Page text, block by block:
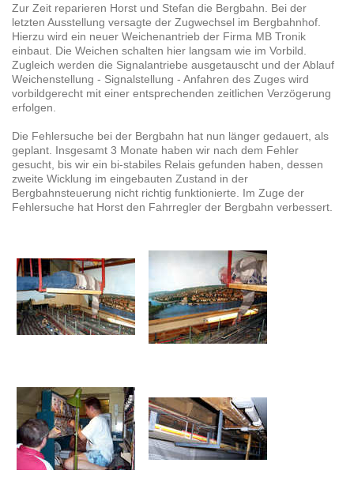
Zur Zeit reparieren Horst und Stefan die Bergbahn. Bei der
letzten Ausstellung versagte der Zugwechsel im Bergbahnhof.
Hierzu wird ein neuer Weichenantrieb der Firma MB Tronik
einbaut. Die Weichen schalten hier langsam wie im Vorbild.
Zugleich werden die Signalantriebe ausgetauscht und der Ablauf
Weichenstellung - Signalstellung - Anfahren des Zuges wird
vorbildgerecht mit einer entsprechenden zeitlichen Verzögerung
erfolgen.
Die Fehlersuche bei der Bergbahn hat nun länger gedauert, als
geplant. Insgesamt 3 Monate haben wir nach dem Fehler
gesucht, bis wir ein bi-stabiles Relais gefunden haben, dessen
zweite Wicklung im eingebauten Zustand in der
Bergbahnsteuerung nicht richtig funktionierte. Im Zuge der
Fehlersuche hat Horst den Fahrregler der Bergbahn verbessert.